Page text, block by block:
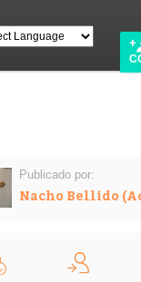
Publicado por:
Nacho Bellido